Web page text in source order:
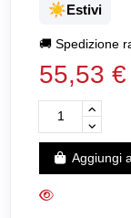
☀️Estivi
🚚Spedizione
55,53 €
Aggiungi